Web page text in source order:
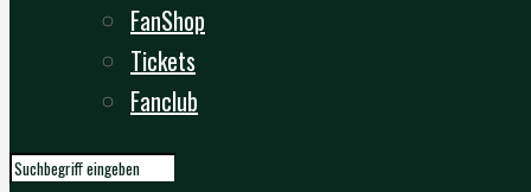
FanShop
Tickets
Fanclub